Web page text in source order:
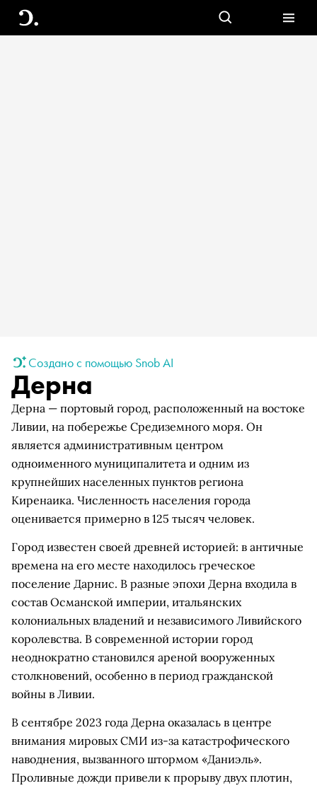
Создано с помощью Snob AI
Дерна
Дерна — портовый город, расположенный на востоке
Ливии, на побережье Средиземного моря. Он
является административным центром
одноименного муниципалитета и одним из
крупнейших населенных пунктов региона
Киренаика. Численность населения города
оценивается примерно в 125 тысяч человек.
Город известен своей древней историей: в античные
времена на его месте находилось греческое
поселение Дарнис. В разные эпохи Дерна входила в
состав Османской империи, итальянских
колониальных владений и независимого Ливийского
королевства. В современной истории город
неоднократно становился ареной вооруженных
столкновений, особенно в период гражданской
войны в Ливии.
В сентябре 2023 года Дерна оказалась в центре
внимания мировых СМИ из-за катастрофического
наводнения, вызванного штормом «Даниэль».
Проливные дожди привели к прорыву двух плотин,